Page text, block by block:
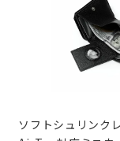
ソフトシュリンク